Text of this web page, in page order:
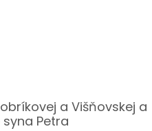
a Višňovskej a
Petra